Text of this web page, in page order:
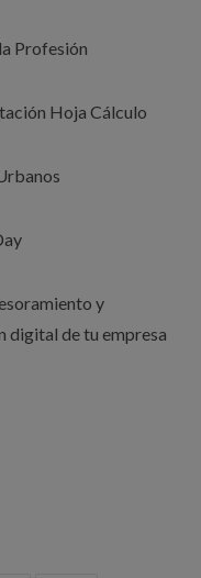
Profesión
Hoja Cálculo
y
digital de tu empresa